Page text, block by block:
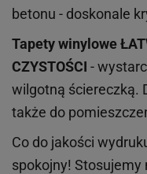
betonu - doskonale
Tapety winylowe
CZYSTOŚCI -
wilgotną ściereczką.
także do
Co do jakości
spokojny! Stosujemy